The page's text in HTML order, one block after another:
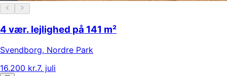
4 vær. lejlighed på 141 m²
Svendborg, Nordre Park
16.200 kr.7. juli